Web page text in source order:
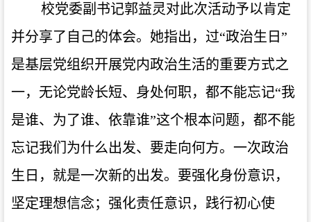
校党委副书记郭益灵对此次活动予以肯定
并分享了自己的体会。她指出，过“政治生日”
是基层党组织开展党内政治生活的重要方式之
一，无论党龄长短、身处何职，都不能忘记“我
是谁、为了谁、依靠谁”这个根本问题，都不能
忘记我们为什么出发、要走向何方。一次政治
生日，就是一次新的出发。要强化身份意识，
坚定理想信念；强化责任意识，践行初心使